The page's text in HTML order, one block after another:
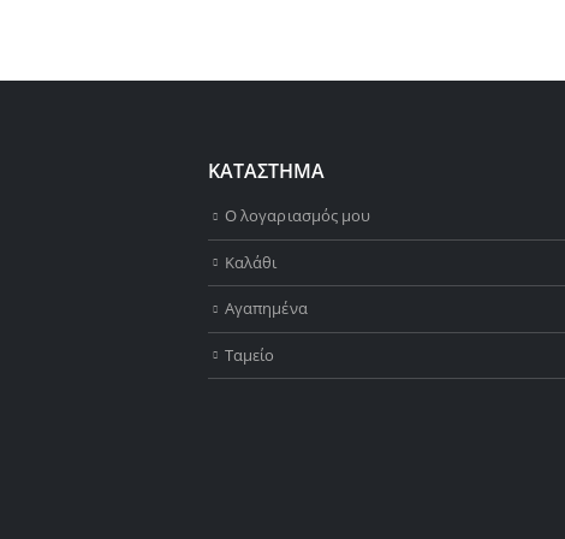
ΚΑΤΑΣΤΗΜΑ
Ο λογαριασμός μου
Καλάθι
Αγαπημένα
Ταμείο